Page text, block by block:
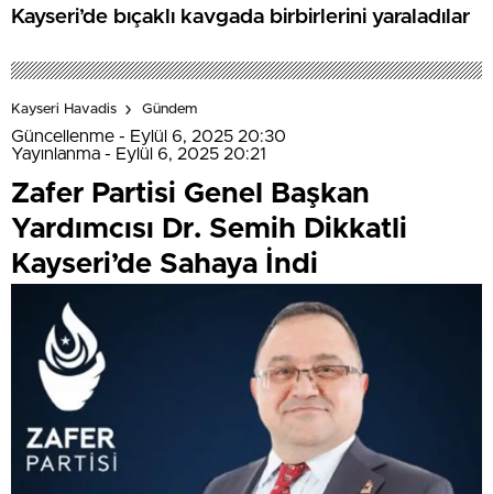
Kayseri’de bıçaklı kavgada birbirlerini yaraladılar
Kayseri Havadis Gündem
Güncellenme - Eylül 6, 2025 20:30
Yayınlanma - Eylül 6, 2025 20:21
Zafer Partisi Genel Başkan
Yardımcısı Dr. Semih Dikkatli
Kayseri’de Sahaya İndi